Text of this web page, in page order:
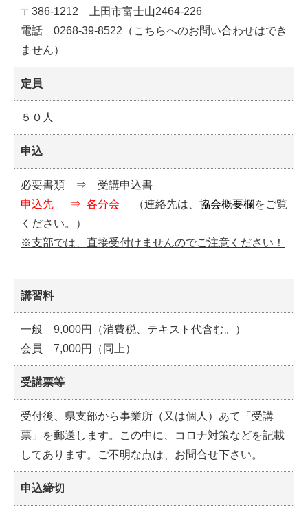
〒386-1212 上田市富士山2464-226
電話 0268-39-8522（こちらへのお問い合わせはでき
ません）
定員
５０人
申込
必要書類 ⇒ 受講申込書
申込先 ⇒ 各分会 （連絡先は、 協会概要欄をご覧
ください。）
※支部では、直接受付けませんのでご注意ください！
講習料
一般 9,000円（消費税、テキスト代含む。）
会員 7,000円（同上）
受講票等
受付後、県支部から事業所（又は個人）あて「受講
票」を郵送します。この中に、コロナ対策などを記載
してあります。ご不明な点は、お問合せ下さい。
申込締切